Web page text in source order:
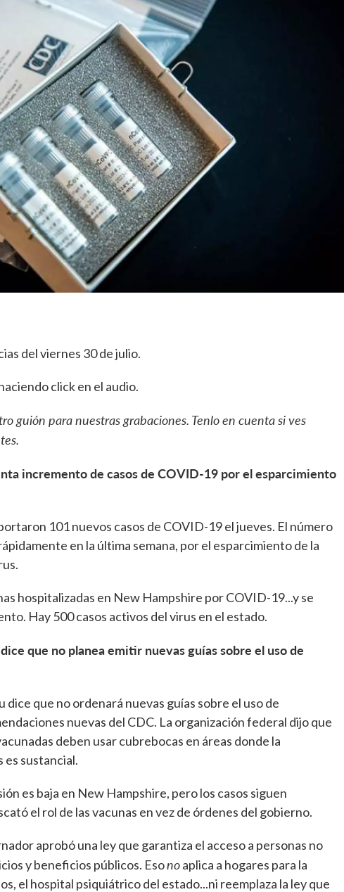
del viernes 30 de julio.
click en el audio.
guión para nuestras grabaciones. Tenlo en cuenta si ves
incremento de casos de COVID-19 por el esparcimiento
101 nuevos casos de COVID-19 el jueves. El número
en la última semana, por el esparcimiento de la
hospitalizadas en New Hampshire por COVID-19...y se
Hay 500 casos activos del virus en el estado.
que no planea emitir nuevas guías sobre el uso de
dice que no ordenará nuevas guías sobre el uso de
nuevas del CDC. La organización federal dijo que
deben usar cubrebocas en áreas donde la
sustancial.
es baja en New Hampshire, pero los casos siguen
el rol de las vacunas en vez de órdenes del gobierno.
aprobó una ley que garantiza el acceso a personas no
y beneficios públicos. Esonoaplica a hogares para la
el hospital psiquiátrico del estado...ni reemplaza la ley que